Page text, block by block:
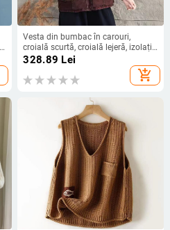
Vesta din bumbac în carouri,
croială scurtă, croială lejeră, izolație
caldă, stil urban
328.89 Lei
add_shopping_cart